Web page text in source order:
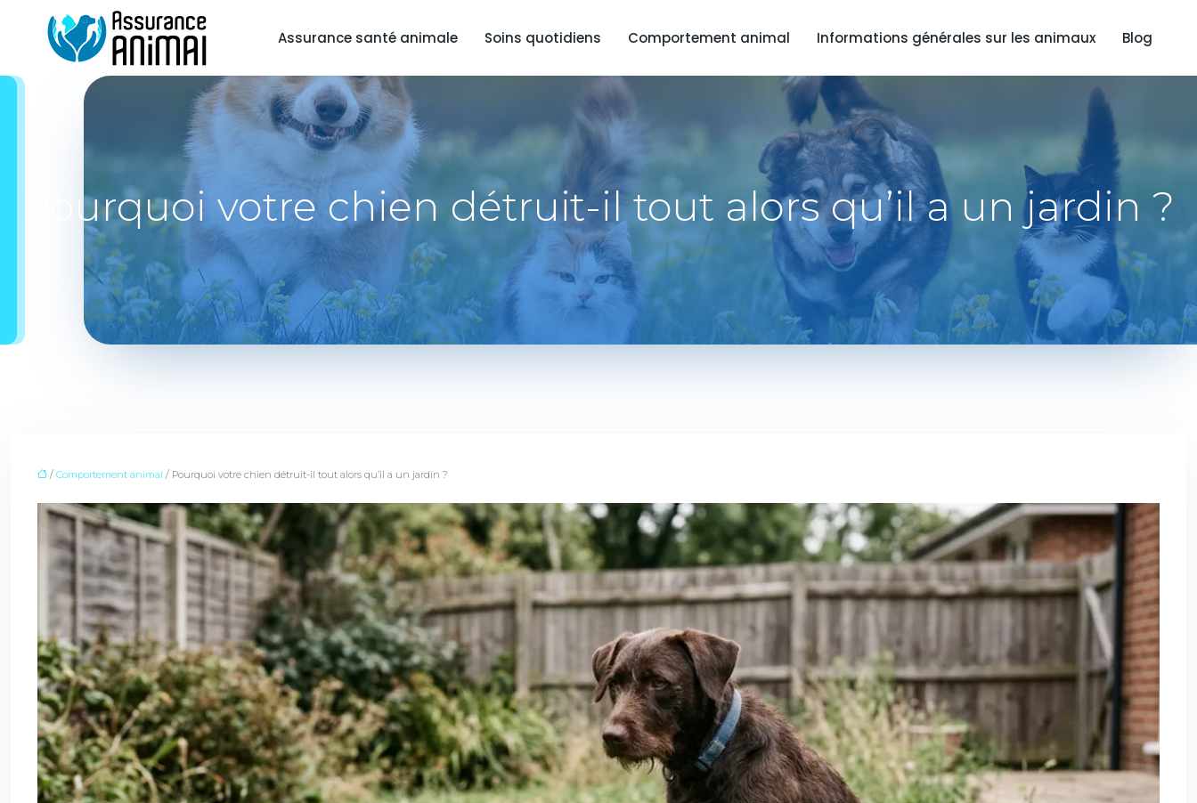
Assurance santé animale Soins quotidiens Comportement animal Informations générales sur les animaux Blog
Pourquoi votre chien détruit-il tout alors qu’il a un jardin ?
/ Comportement animal / Pourquoi votre chien détruit-il tout alors qu’il a un jardin ?